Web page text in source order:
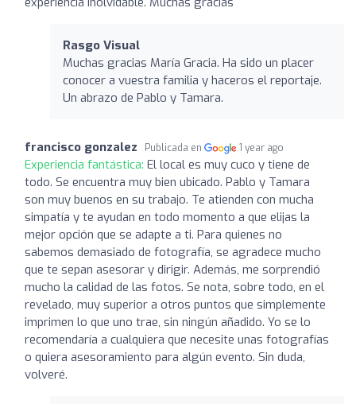
Rasgo Visual
Muchas gracias María Gracia. Ha sido un placer
conocer a vuestra familia y haceros el reportaje.
Un abrazo de Pablo y Tamara.
francisco gonzalez Publicada en 1 year ago
Experiencia fantástica: El local es muy cuco y tiene de
todo. Se encuentra muy bien ubicado. Pablo y Tamara
son muy buenos en su trabajo. Te atienden con mucha
simpatía y te ayudan en todo momento a que elijas la
mejor opción que se adapte a ti. Para quienes no
sabemos demasiado de fotografía, se agradece mucho
que te sepan asesorar y dirigir. Además, me sorprendió
mucho la calidad de las fotos. Se nota, sobre todo, en el
revelado, muy superior a otros puntos que simplemente
imprimen lo que uno trae, sin ningún añadido. Yo se lo
recomendaría a cualquiera que necesite unas fotografías
o quiera asesoramiento para algún evento. Sin duda,
volveré.